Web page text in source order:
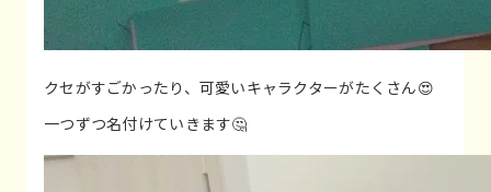
クセがすごかったり、可愛いキャラクターがたくさん😍
一つずつ名付けていきます🤔